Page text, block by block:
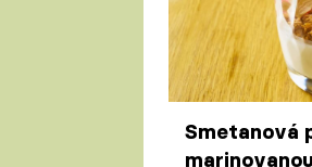
Smetanová